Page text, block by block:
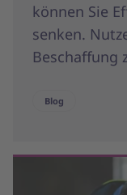
können Sie
senken.
Beschaffung
Blog